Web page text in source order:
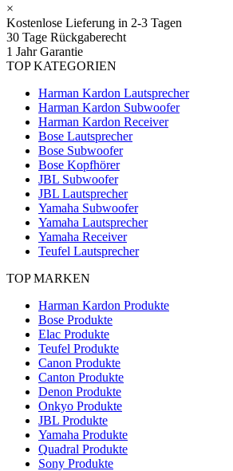
×
Kostenlose Lieferung in 2-3 Tagen
30 Tage Rückgaberecht
1 Jahr Garantie
TOP KATEGORIEN
Harman Kardon Lautsprecher
Harman Kardon Subwoofer
Harman Kardon Receiver
Bose Lautsprecher
Bose Subwoofer
Bose Kopfhörer
JBL Subwoofer
JBL Lautsprecher
Yamaha Subwoofer
Yamaha Lautsprecher
Yamaha Receiver
Teufel Lautsprecher
TOP MARKEN
Harman Kardon Produkte
Bose Produkte
Elac Produkte
Teufel Produkte
Canon Produkte
Canton Produkte
Denon Produkte
Onkyo Produkte
JBL Produkte
Yamaha Produkte
Quadral Produkte
Sony Produkte